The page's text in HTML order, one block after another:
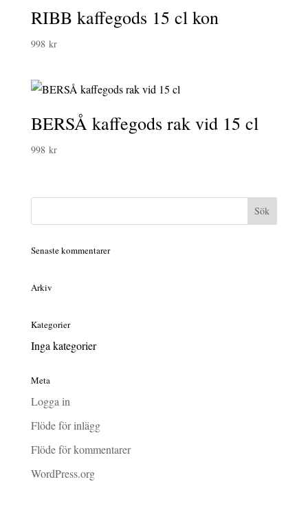
RIBB kaffegods 15 cl kon
998 kr
BERSÅ kaffegods rak vid 15 cl
998 kr
Senaste kommentarer
Arkiv
Kategorier
Inga kategorier
Meta
Logga in
Flöde för inlägg
Flöde för kommentarer
WordPress.org